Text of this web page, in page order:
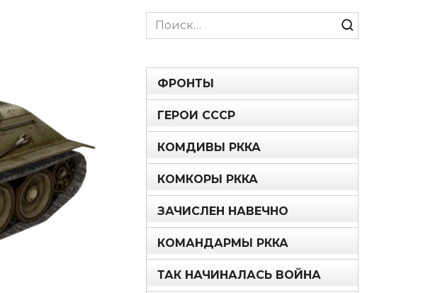
Search
for:
ФРОНТЫ
ГЕРОИ СССР
КОМДИВЫ РККА
КОМКОРЫ РККА
ЗАЧИСЛЕН НАВЕЧНО
КОМАНДАРМЫ РККА
ТАК НАЧИНАЛАСЬ ВОЙНА